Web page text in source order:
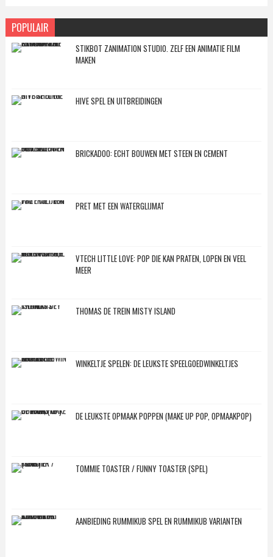
POPULAIR
STIKBOT ZANIMATION STUDIO. ZELF EEN ANIMATIE FILM
MAKEN
HIVE SPEL EN UITBREIDINGEN
BRICKADOO: ECHT BOUWEN MET STEEN EN CEMENT
PRET MET EEN WATERGLIJMAT
VTECH LITTLE LOVE: POP DIE KAN PRATEN, LOPEN EN VEEL
MEER
THOMAS DE TREIN MISTY ISLAND
WINKELTJE SPELEN: DE LEUKSTE SPEELGOEDWINKELTJES
DE LEUKSTE OPMAAK POPPEN (MAKE UP POP, OPMAAKPOP)
TOMMIE TOASTER / FUNNY TOASTER (SPEL)
AANBIEDING RUMMIKUB SPEL EN RUMMIKUB VARIANTEN